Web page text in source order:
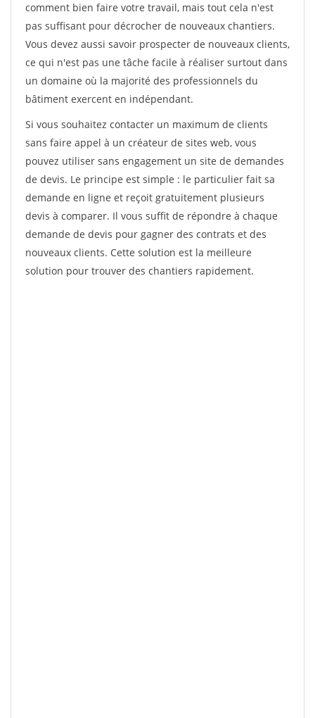
comment bien faire votre travail, mais tout cela n'est
pas suffisant pour décrocher de nouveaux chantiers.
Vous devez aussi savoir prospecter de nouveaux clients,
ce qui n'est pas une tâche facile à réaliser surtout dans
un domaine où la majorité des professionnels du
bâtiment exercent en indépendant.
Si vous souhaitez contacter un maximum de clients
sans faire appel à un créateur de sites web, vous
pouvez utiliser sans engagement un site de demandes
de devis. Le principe est simple : le particulier fait sa
demande en ligne et reçoit gratuitement plusieurs
devis à comparer. Il vous suffit de répondre à chaque
demande de devis pour gagner des contrats et des
nouveaux clients. Cette solution est la meilleure
solution pour trouver des chantiers rapidement.